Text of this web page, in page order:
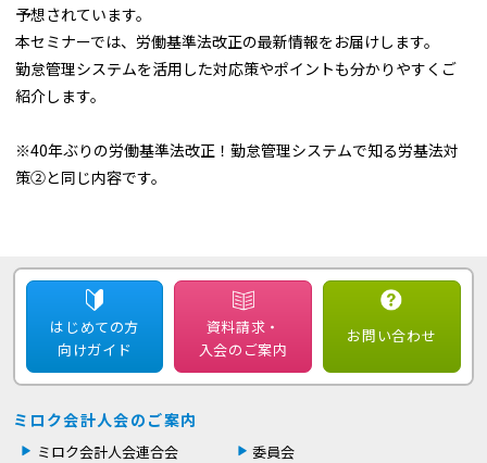
予想されています。
本セミナーでは、労働基準法改正の最新情報をお届けします。
勤怠管理システムを活用した対応策やポイントも分かりやすくご
紹介します。
※40年ぶりの労働基準法改正！勤怠管理システムで知る労基法対
策②と同じ内容です。
はじめての方
向けガイド
資料請求・
入会のご案内
お問い合わせ
ミロク会計人会のご案内
ミロク会計人会連合会
委員会